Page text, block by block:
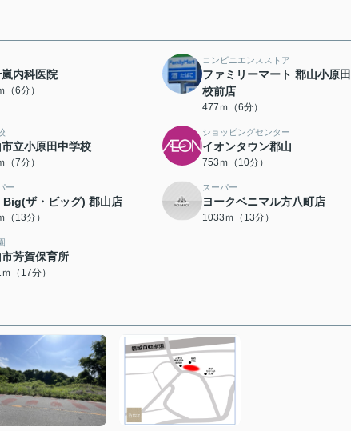
内科医院
（6分）
コンビニエンスストア
ファミリーマート 郡山小原
校前店
477ｍ（6分）
立小原田中学校
（7分）
ショッピングセンター
イオンタウン郡山
753ｍ（10分）
ー
ザ・ビッグ) 郡山店
（13分）
スーパー
ヨークベニマル方八町店
1033ｍ（13分）
芳賀保育所
（17分）